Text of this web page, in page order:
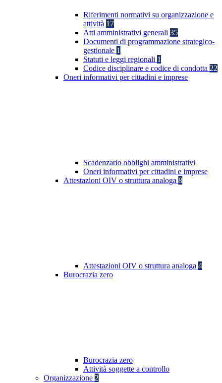
Riferimenti normativi su organizzazione e
attività 17
Atti amministrativi generali 35
Documenti di programmazione strategico-
gestionale 1
Statuti e leggi regionali 1
Codice disciplinare e codice di condotta 22
Oneri informativi per cittadini e imprese
Scadenzario obblighi amministrativi
Oneri informativi per cittadini e imprese
Attestazioni OIV o struttura analoga 8
Attestazioni OIV o struttura analoga 4
Burocrazia zero
Burocrazia zero
Attività soggette a controllo
Organizzazione 2